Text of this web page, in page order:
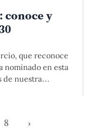
conoce y
que reconoce
nominado en esta
de nuestra
de cine, artes
quiénes
8 ›